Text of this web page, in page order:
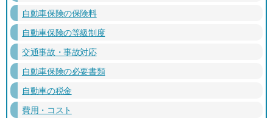
自動車保険の保険料
自動車保険の等級制度
交通事故・事故対応
自動車保険の必要書類
自動車の税金
費用・コスト